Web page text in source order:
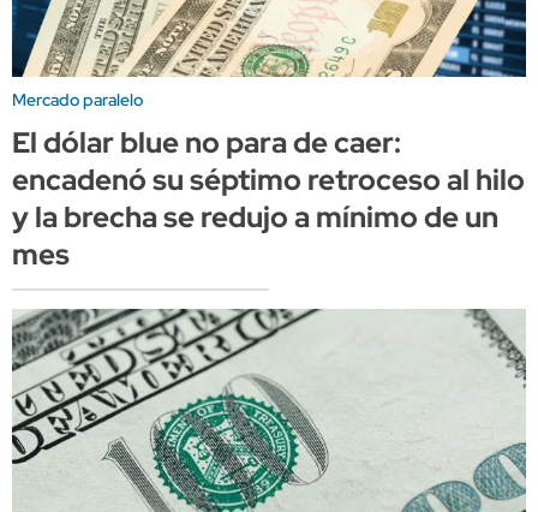
Mercado paralelo
El dólar blue no para de caer:
encadenó su séptimo retroceso al hilo
y la brecha se redujo a mínimo de un
mes